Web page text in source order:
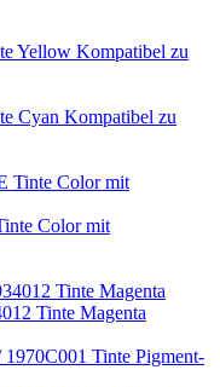
Kompatibel zu
Kompatibel zu
Color mit
Tinte Magenta